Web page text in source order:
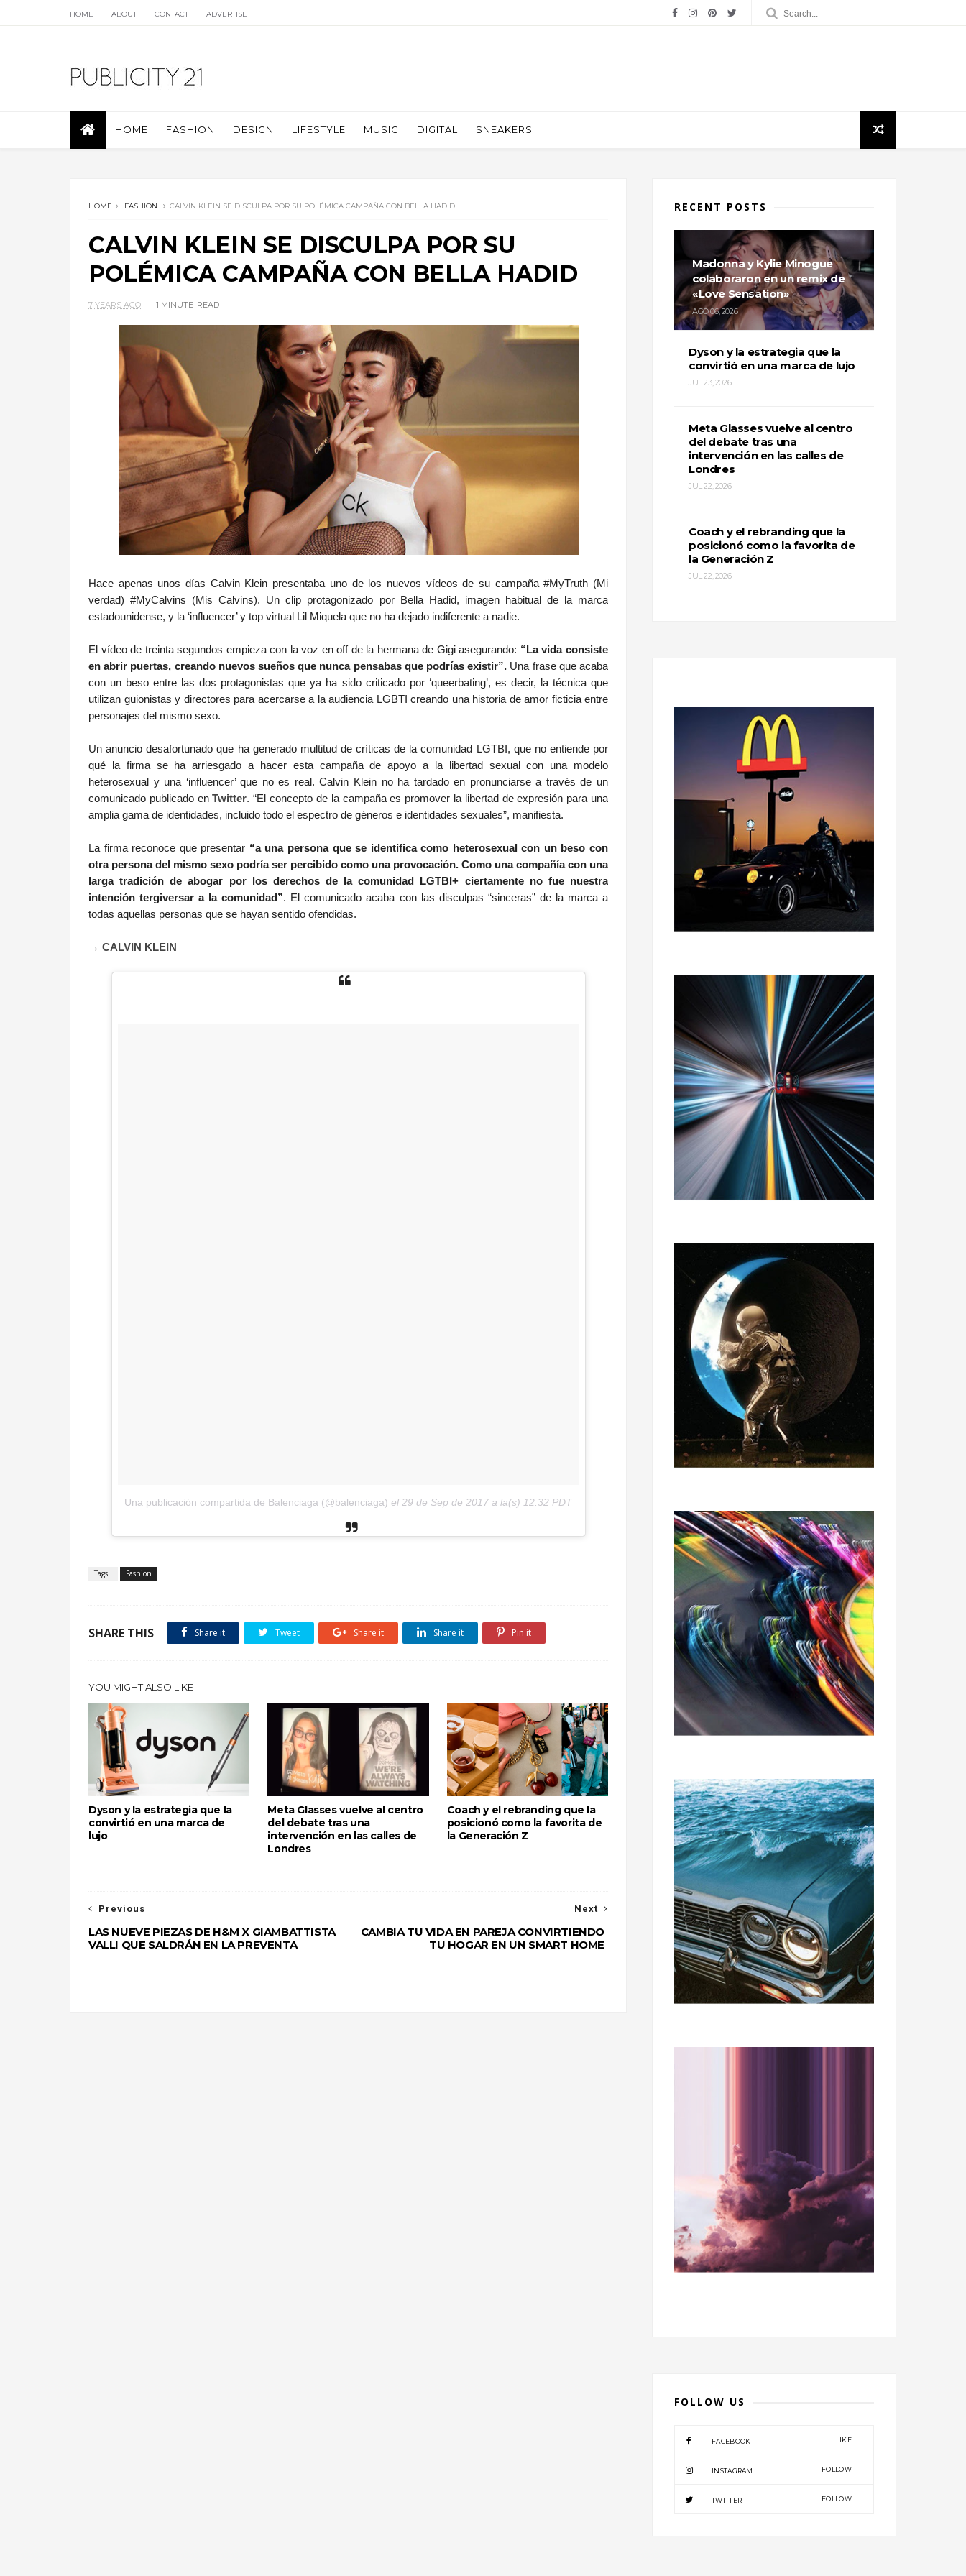
HOME ABOUT CONTACT ADVERTISE
HOME FASHION DESIGN LIFESTYLE MUSIC DIGITAL SNEAKERS
HOME FASHION CALVIN KLEIN SE DISCULPA POR SU POLÉMICA CAMPAÑA CON BELLA HADID
CALVIN KLEIN SE DISCULPA POR SU
POLÉMICA CAMPAÑA CON BELLA HADID
7 YEARS AGO 1 MINUTE READ
Hace apenas unos días Calvin Klein presentaba uno de los nuevos vídeos de su campaña #MyTruth (Mi
verdad) #MyCalvins (Mis Calvins). Un clip protagonizado por Bella Hadid, imagen habitual de la marca
estadounidense, y la ‘influencer’ y top virtual Lil Miquela que no ha dejado indiferente a nadie.
El vídeo de treinta segundos empieza con la voz en off de la hermana de Gigi asegurando: “La vida consiste
en abrir puertas, creando nuevos sueños que nunca pensabas que podrías existir”. Una frase que acaba
con un beso entre las dos protagonistas que ya ha sido criticado por ‘queerbating’, es decir, la técnica que
utilizan guionistas y directores para acercarse a la audiencia LGBTI creando una historia de amor ficticia entre
personajes del mismo sexo.
Un anuncio desafortunado que ha generado multitud de críticas de la comunidad LGTBI, que no entiende por
qué la firma se ha arriesgado a hacer esta campaña de apoyo a la libertad sexual con una modelo
heterosexual y una ‘influencer’ que no es real.Calvin Klein no ha tardado en pronunciarse a través de un
comunicado publicado enTwitter. “El concepto de la campaña es promover la libertad de expresión para una
amplia gama de identidades, incluido todo el espectro de géneros e identidades sexuales”, manifiesta.
La firma reconoce que presentar “a una persona que se identifica como heterosexual con un beso con
otra persona del mismo sexo podría ser percibido como una provocación. Como una compañía con una
larga tradición de abogar por los derechos de la comunidad LGTBI+ ciertamente no fue nuestra
intención tergiversar a la comunidad”. El comunicado acaba con las disculpas “sinceras” de la marca a
todas aquellas personas que se hayan sentido ofendidas.
→ CALVIN KLEIN
Una publicación compartida de Balenciaga (@balenciaga) el 29 de Sep de 2017 a la(s) 12:32 PDT
Tags : Fashion
SHARE THIS Share it Tweet Share it Share it Pin it
YOU MIGHT ALSO LIKE
Dyson y la estrategia que la
convirtió en una marca de
lujo
Meta Glasses vuelve al centro
del debate tras una
intervención en las calles de
Londres
Coach y el rebranding que la
posicionó como la favorita de
la Generación Z
Next
CAMBIA TU VIDA EN PAREJA CONVIRTIENDO
TU HOGAR EN UN SMART HOME
Previous
LAS NUEVE PIEZAS DE H&M X GIAMBATTISTA
VALLI QUE SALDRÁN EN LA PREVENTA
RECENT POSTS
Madonna y Kylie Minogue
colaboraron en un remix de
«Love Sensation»
AGO 06, 2026
Dyson y la estrategia que la
convirtió en una marca de lujo
JUL 23, 2026
Meta Glasses vuelve al centro
del debate tras una
intervención en las calles de
Londres
JUL 22, 2026
Coach y el rebranding que la
posicionó como la favorita de
la Generación Z
JUL 22, 2026
FOLLOW US
FACEBOOK LIKE
INSTAGRAM FOLLOW
TWITTER FOLLOW